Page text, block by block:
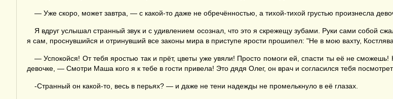
— Уже скоро, может завтра, — с какой-то даже не обречённостью, а тихой-тихой грустью произнесла
Я вдруг услышал странный звук и с удивлением осознал, что это я скрежещу зубами. Руки сами собой
я сам, проснувшийся и отринувший все законы мира в приступе ярости прошипел: "Не в мою вахту,
— Успокойся! От тебя яростью так и прёт, цветы уже увяли! Просто помоги ей, спасти ты её не
девочке, — Смотри Маша кого я к тебе в гости привела! Это дядя Олег, он врач и согласился тебя
-Странный он какой-то, весь в перьях? — и даже не тени надежды не промелькнуло в её глазах.